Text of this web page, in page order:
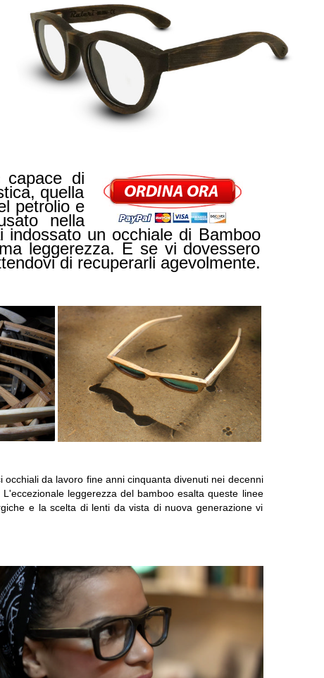
capace di
quella
petrolio e
nella
un occhiale di Bamboo
leggerezza. E se vi dovessero
di recuperarli agevolmente.
occhiali da lavoro fine anni cinquanta divenuti nei decenni
leggerezza del bamboo esalta queste linee
e la scelta di lenti da vista di nuova generazione vi